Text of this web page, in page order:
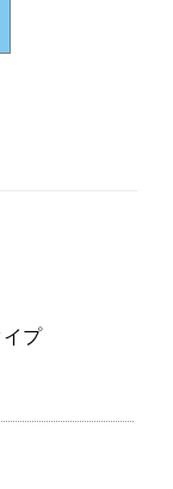
プ